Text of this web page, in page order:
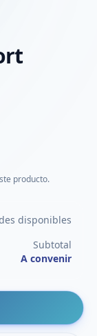
producto.
disponibles
Subtotal
A convenir